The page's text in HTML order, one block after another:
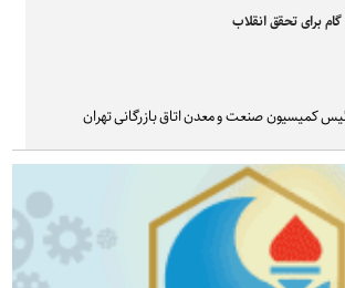
برای تحقق انقلاب
کمیسیون صنعت و معدن اتاق بازرگانی تهران